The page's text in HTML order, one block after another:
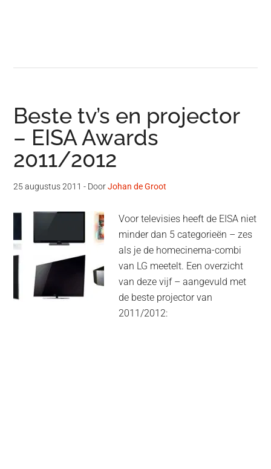
Beste tv’s en projector
– EISA Awards
2011/2012
25 augustus 2011 - DoorJohan de Groot
Voor televisies heeft de EISA niet
minder dan 5 categorieën – zes
als je de homecinema-combi
van LG meetelt. Een overzicht
van deze vijf – aangevuld met
de beste projector van
2011/2012: